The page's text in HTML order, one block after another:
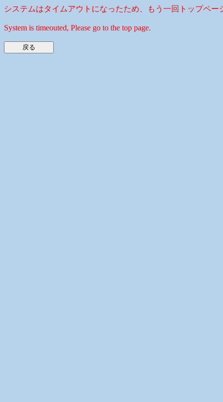
システムはタイムアウトになったため、もう一回トップペー
System is timeouted, Please go to the top page.